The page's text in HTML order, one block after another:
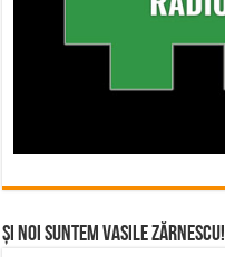
Și noi suntem Vasile Zărnescu!